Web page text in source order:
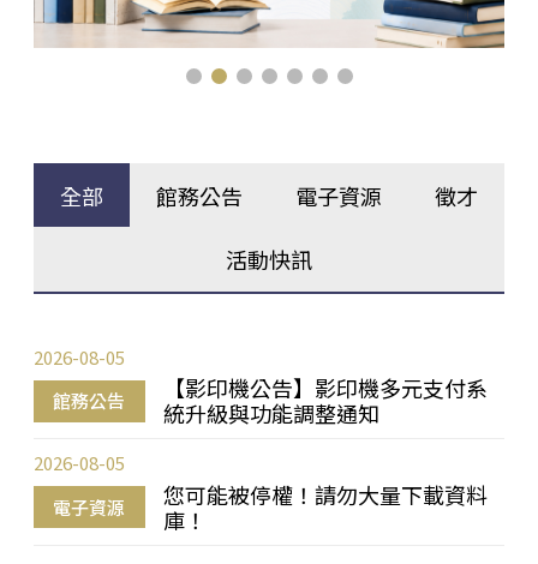
全部 館務公告 電子資源 徵才
活動快訊
館務公告
【影印機公告】影印機多元支付系
統升級與功能調整通知
2026-08-05
電子資源
您可能被停權！請勿大量下載資料
庫！
2026-08-05